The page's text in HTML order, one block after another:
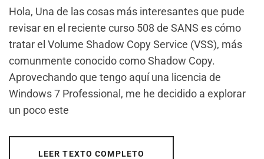
Hola, Una de las cosas más interesantes que pude
revisar en el reciente curso 508 de SANS es cómo
tratar el Volume Shadow Copy Service (VSS), más
comunmente conocido como Shadow Copy.
Aprovechando que tengo aquí una licencia de
Windows 7 Professional, me he decidido a explorar
un poco este
LEER TEXTO COMPLETO